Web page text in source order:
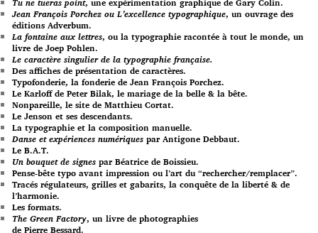
Tu ne tueras point, une expérimentation graphique de Gary Colin.
Jean François Porchez ou L’excellence typographique, un ouvrage des
éditions Adverbum.
La fontaine aux lettres, ou la typographie racontée à tout le monde, un
livre de Joep Pohlen.
Le caractère singulier de la typographie française.
Des affiches de présentation de caractères.
Typofonderie, la fonderie de Jean François Porchez.
Le Karloff de Peter Bilak, le mariage de la belle & la bête.
Nonpareille, le site de Matthieu Cortat.
Le Jenson et ses descendants.
La typographie et la composition manuelle.
Danse et expériences numériques par Antigone Debbaut.
Le B.A.T.
Un bouquet de signes par Béatrice de Boissieu.
Pense-bête typo avant impression ou l’art du “rechercher/remplacer”.
Tracés régulateurs, grilles et gabarits, la conquête de la liberté & de
l’harmonie.
Les formats.
The Green Factory, un livre de photographies
de Pierre Bessard.